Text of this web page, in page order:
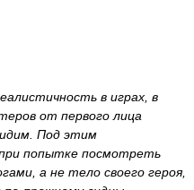
в играх, в
от первого лица
Под этим
попытке посмотреть
а не тело своего героя,